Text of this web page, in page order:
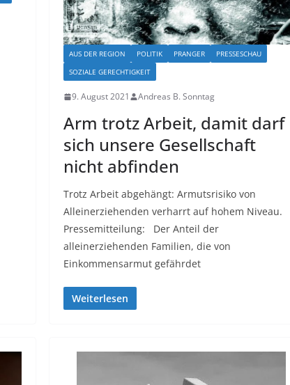
AUS DER REGION POLITIK PRANGER
PRESSESCHAU
SOZIALE GERECHTIGKEIT
9. August 2021 Andreas B. Sonntag
Arm trotz Arbeit, damit darf
sich unsere Gesellschaft
nicht abfinden
Trotz Arbeit abgehängt: Armutsrisiko von
Alleinerziehenden verharrt auf hohem Niveau.
Pressemitteilung: Der Anteil der
alleinerziehenden Familien, die von
Einkommensarmut gefährdet
Weiterlesen